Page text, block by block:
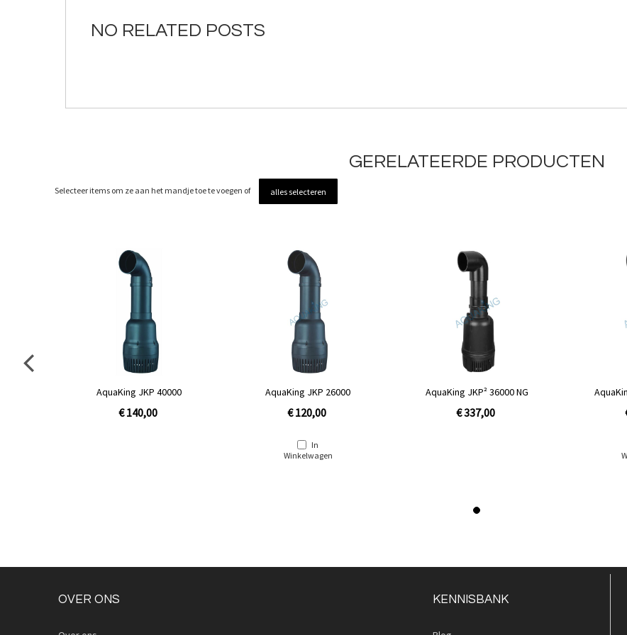
gallerijNO RELATED POSTS
GERELATEERDE PRODUCTEN
Selecteer items om ze aan het mandje toe te voegen of alles selecteren
AquaKing JKP 40000
€ 140,00
AquaKing JKP 26000
€ 120,00
In
Winkelwagen
AquaKing JKP² 36000 NG
€ 337,00
OVER ONS KENNISBANK